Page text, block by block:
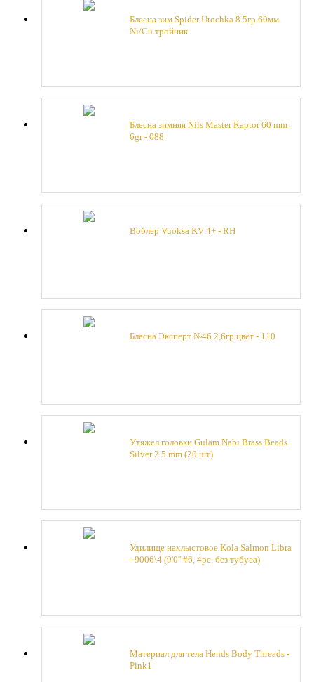
Блесна зим.Spider Utochka 8.5гр.60мм.
Ni/Cu тройник
Блесна зимняя Nils Master Raptor 60 mm
6gr - 088
Воблер Vuoksa KV 4+ - RH
Блесна Эксперт №46 2,6гр цвет - 110
Утяжел головки Gulam Nabi Brass Beads
Silver 2.5 mm (20 шт)
Удилище нахлыстовое Kola Salmon Libra
- 9006\4 (9'0'' #6, 4pc, без тубуса)
Материал для тeла Hends Body Threads -
Pink1